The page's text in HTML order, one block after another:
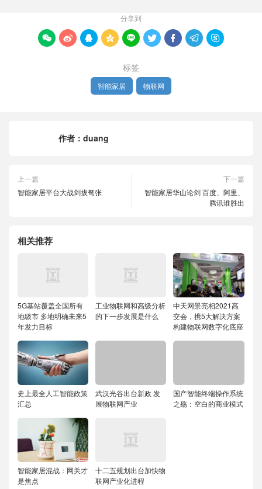
分享到
        
标签
智能家居 物联网
作者： duang
上一篇
智能家居平台大战剑拔弩张
下一篇
智能家居华山论剑 百度、阿里、
腾讯谁胜出
相关推荐
5G基站覆盖全国所有
地级市 多地明确未来5
年发力目标
工业物联网和高级分析
的下一步发展是什么
中天网景亮相2021高
交会，携5大解决方案
构建物联网数字化底座
史上最全人工智能政策
汇总
武汉光谷出台新政 发
展物联网产业
国产智能终端操作系统
之殇：空白的商业模式
智能家居混战：网关才
是焦点
十二五规划出台加快物
联网产业化进程